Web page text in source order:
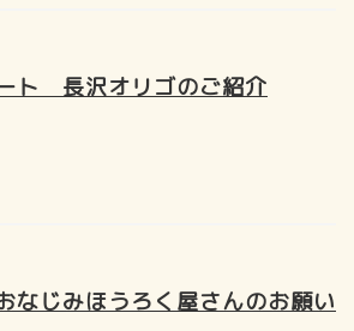
ト 長沢オリゴのご紹介
なじみほうろく屋さんのお願い